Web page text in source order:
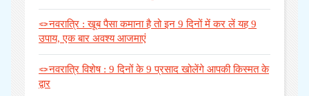
🪢नवरात्रि : खूब पैसा कमाना है तो इन 9 दिनों में कर लें यह 9
उपाय, एक बार अवश्य आजमाएं
🪢नवरात्रि विशेष : 9 दिनों के 9 प्रसाद खोलेंगे आपकी किस्मत के
द्वार